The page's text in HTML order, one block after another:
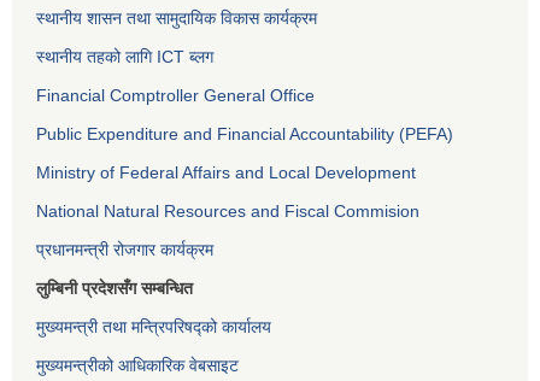
स्थानीय शासन तथा सामुदायिक विकास कार्यक्रम
स्थानीय तहको लागि ICT ब्लग
Financial Comptroller General Office
Public Expenditure and Financial Accountability (PEFA)
Ministry of Federal Affairs and Local Development
National Natural Resources and Fiscal Commision
प्रधानमन्त्री रोजगार कार्यक्रम
लुम्बिनी प्रदेशसँग सम्बन्धित
मुख्यमन्त्री तथा मन्त्रिपरिषद्को कार्यालय
मुख्यमन्त्रीको आधिकारिक वेबसाइट